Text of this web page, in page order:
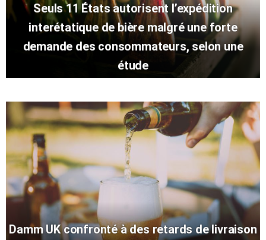
Seuls 11 États autorisent l’expédition
interétatique de bière malgré une forte
demande des consommateurs, selon une
étude
Damm UK confronté à des retards de livraison